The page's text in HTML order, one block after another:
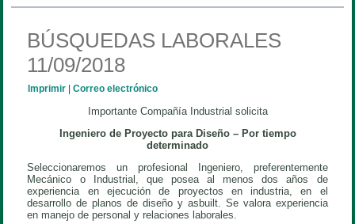
BÚSQUEDAS LABORALES
11/09/2018
Imprimir |Correo electrónico
Importante Compañía Industrial solicita
Ingeniero de Proyecto para Diseño – Por tiempo
determinado
Seleccionaremos un profesional Ingeniero, preferentemente
Mecánico o Industrial, que posea al menos dos años de
experiencia en ejecución de proyectos en industria, en el
desarrollo de planos de diseño y asbuilt. Se valora experiencia
en manejo de personal y relaciones laborales.